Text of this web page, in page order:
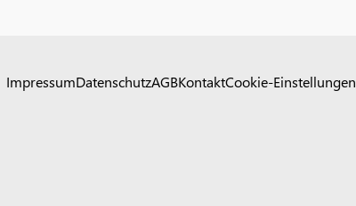
ImpressumDatenschutzAGBKontaktCookie-Einstellungen